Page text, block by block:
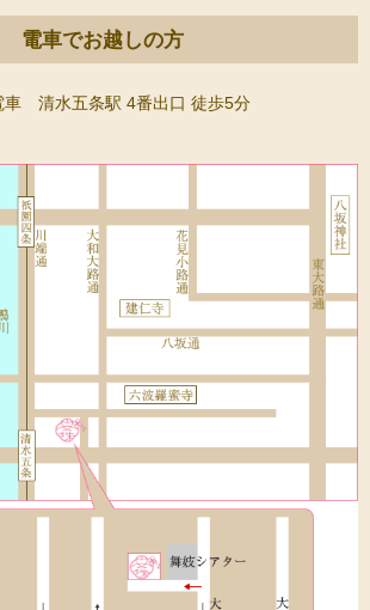
電車でお越しの方
車 清水五条駅 4番出口 徒歩5分